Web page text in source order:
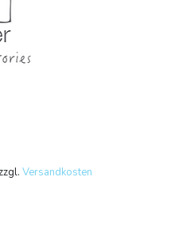
Versandkosten